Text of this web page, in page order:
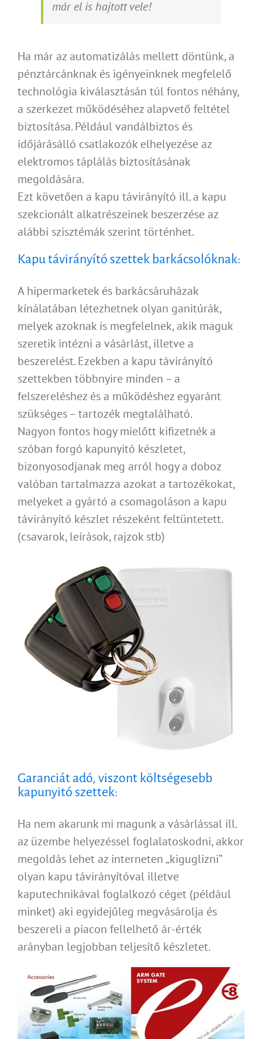
már el is hajtott vele!
Ha már az automatizálás mellett döntünk, a
pénztárcánknak és igényeinknek megfelelő
technológia kiválasztásán túl fontos néhány,
a szerkezet működéséhez alapvető feltétel
biztosítása. Például vandálbiztos és
időjárásálló csatlakozók elhelyezése az
elektromos táplálás biztosításának
megoldására.
Ezt követően a kapu távirányító ill. a kapu
szekcionált alkatrészeinek beszerzése az
alábbi szisztémák szerint történhet.
Kapu távirányító szettek barkácsolóknak:
A hipermarketek és barkácsáruházak
kínálatában létezhetnek olyan ganitúrák,
melyek azoknak is megfelelnek, akik maguk
szeretik intézni a vásárlást, illetve a
beszerelést. Ezekben a kapu távirányító
szettekben többnyire minden – a
felszereléshez és a működéshez egyaránt
szükséges – tartozék megtalálható.
Nagyon fontos hogy mielőtt kifizetnék a
szóban forgó kapunyitó készletet,
bizonyosodjanak meg arról hogy a doboz
valóban tartalmazza azokat a tartozékokat,
melyeket a gyártó a csomagoláson a kapu
távirányító készlet részeként feltüntetett.
(csavarok, leírások, rajzok stb)
Garanciát adó, viszont költségesebb
kapunyitó szettek:
Ha nem akarunk mi magunk a vásárlással ill.
az üzembe helyezéssel foglalatoskodni, akkor
megoldás lehet az interneten „kiguglizni”
olyan kapu távirányítóval illetve
kaputechnikával foglalkozó céget (például
minket) aki egyidejűleg megvásárolja és
beszereli a piacon fellelhető ár-érték
arányban legjobban teljesítő készletet.